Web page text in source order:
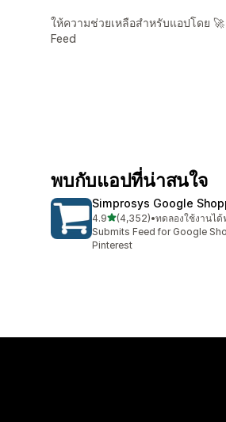
ให้ความช่วยเหลือสำหรับแอปโดย
Feed
พบกับแอปที่น่าสนใจ
Simprosys Google
4.9เต็ม 5 ดาว
(4,352)
ทั้งหมด 4352 รีวิว
•ทดลองใช้งานได้
Submits Feed for Google
Pinterest